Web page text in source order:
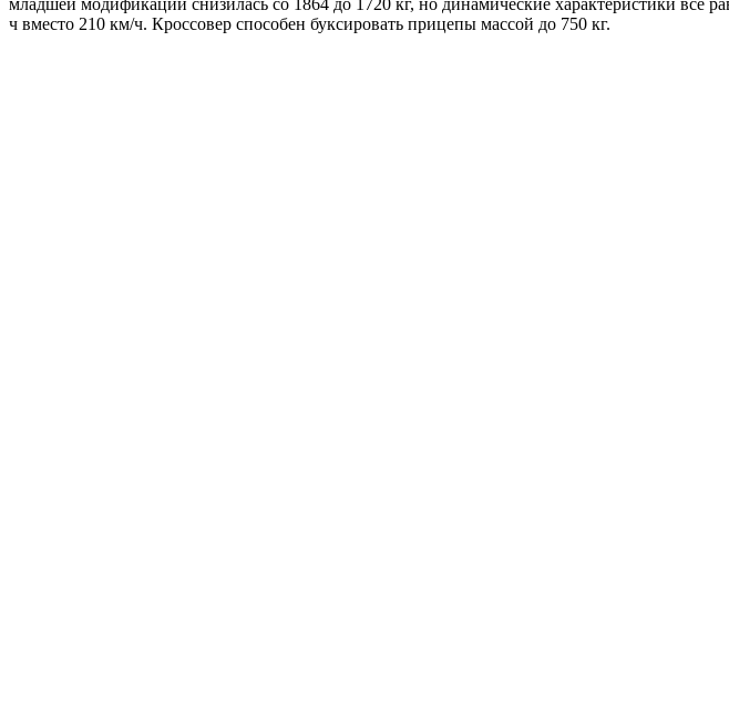
ч вместо 210 км/ч. Кроссовер способен буксировать прицепы массой до 750 кг.